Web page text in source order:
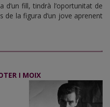
fill, tindrà l’oportunitat de
la figura d’un jove aprenent
I MOIX